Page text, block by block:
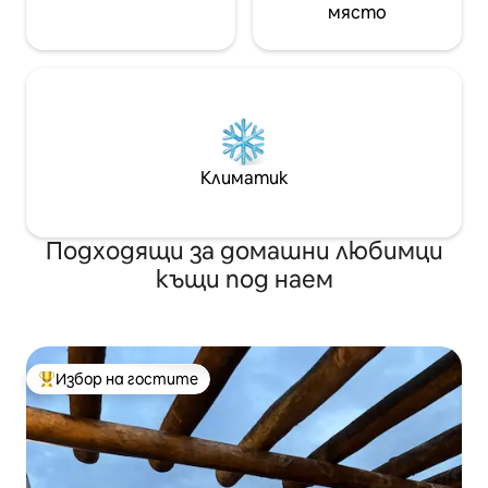
място
Климатик
Подходящи за домашни любимци
къщи под наем
Най-популярен избор на гостите
Избор на гостите